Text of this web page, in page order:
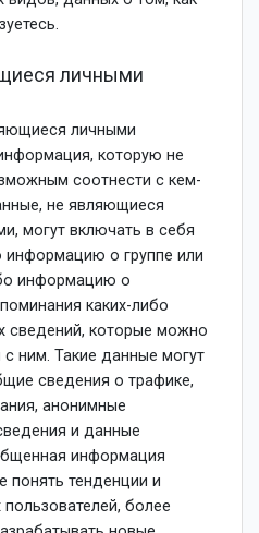
личными
личными
которую не
соотнести с кем-
не являющиеся
могут включать в себя
о группе или
информацию о
каких-либо
сведений, которые можно
ним. Такие данные могут
сведения о трафике,
анонимные
и данные
информация
понять тенденции и
более